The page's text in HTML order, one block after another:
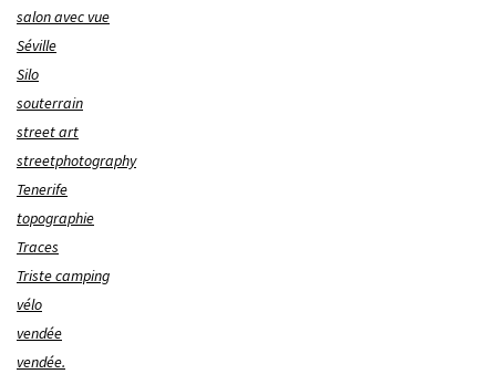
salon avec vue
Séville
Silo
souterrain
street art
streetphotography
Tenerife
topographie
Traces
Triste camping
vélo
vendée
vendée.